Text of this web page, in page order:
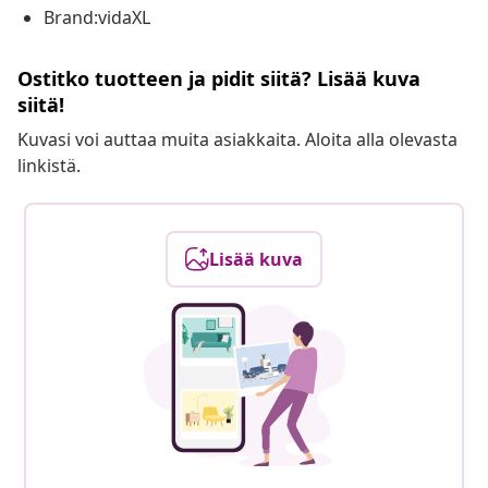
Brand:vidaXL
Ostitko tuotteen ja pidit siitä? Lisää kuva
siitä!
Kuvasi voi auttaa muita asiakkaita. Aloita alla olevasta
linkistä.
Lisää kuva